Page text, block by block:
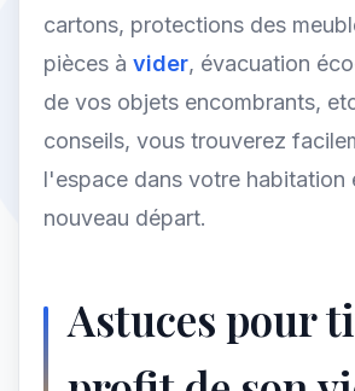
cartons, protections des
pièces à vider, évacuation
de vos objets encombrants,
conseils, vous trouverez
l'espace dans votre habitation
nouveau départ.
Astuces pour